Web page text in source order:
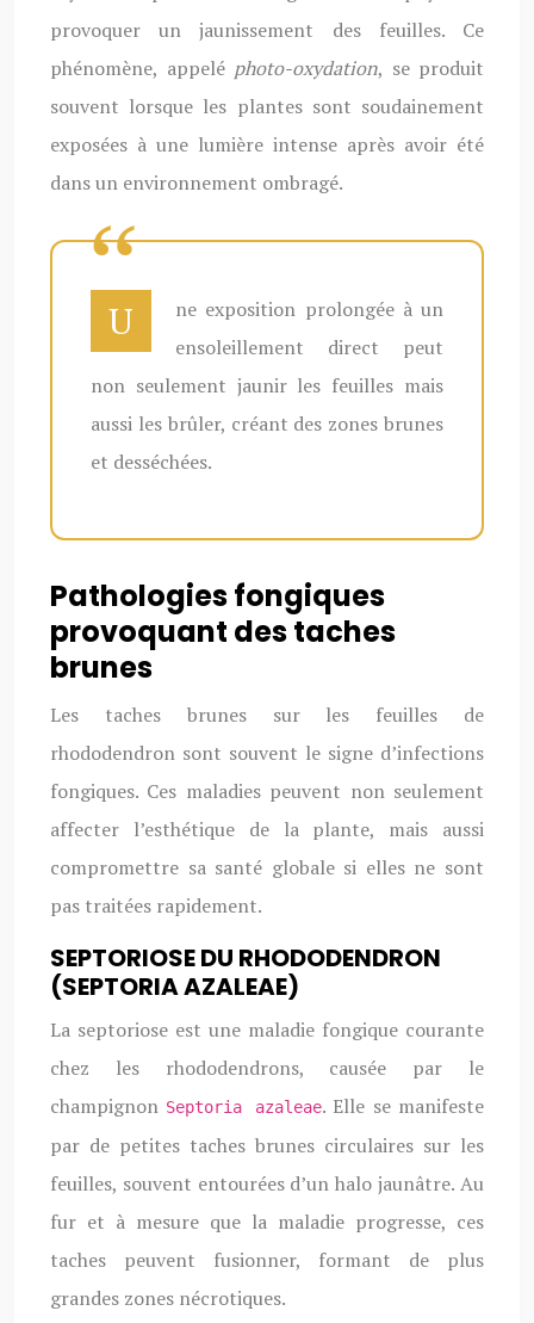
provoquer un jaunissement des feuilles. Ce
phénomène, appelé photo-oxydation, se produit
souvent lorsque les plantes sont soudainement
exposées à une lumière intense après avoir été
dans un environnement ombragé.
Une exposition prolongée à un
ensoleillement direct peut
non seulement jaunir les feuilles mais
aussi les brûler, créant des zones brunes
et desséchées.
Pathologies fongiques
provoquant des taches
brunes
Les taches brunes sur les feuilles de
rhododendron sont souvent le signe d’infections
fongiques. Ces maladies peuvent non seulement
affecter l’esthétique de la plante, mais aussi
compromettre sa santé globale si elles ne sont
pas traitées rapidement.
SEPTORIOSE DU RHODODENDRON
(SEPTORIA AZALEAE)
La septoriose est une maladie fongique courante
chez les rhododendrons, causée par le
champignon Septoria azaleae. Elle se manifeste
par de petites taches brunes circulaires sur les
feuilles, souvent entourées d’un halo jaunâtre. Au
fur et à mesure que la maladie progresse, ces
taches peuvent fusionner, formant de plus
grandes zones nécrotiques.